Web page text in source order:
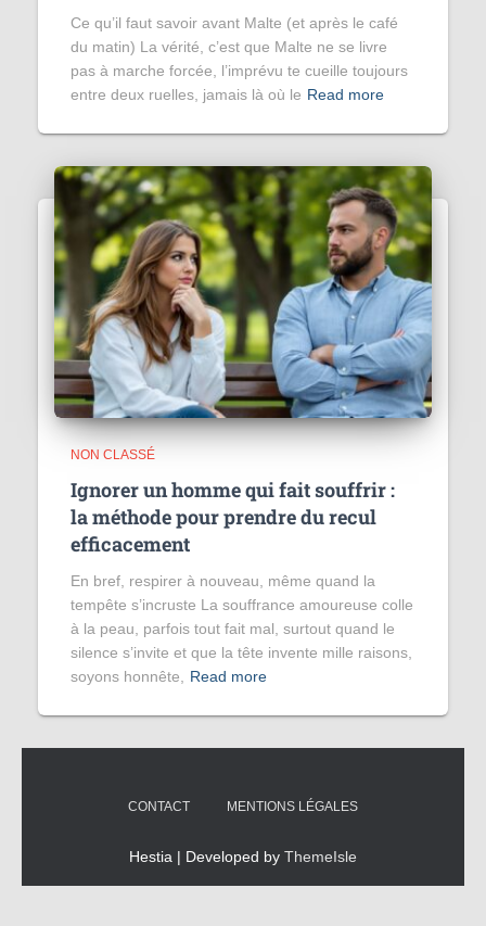
Ce qu’il faut savoir avant Malte (et après le café
du matin) La vérité, c’est que Malte ne se livre
pas à marche forcée, l’imprévu te cueille toujours
entre deux ruelles, jamais là où le Read more
NON CLASSÉ
Ignorer un homme qui fait souffrir :
la méthode pour prendre du recul
efficacement
En bref, respirer à nouveau, même quand la
tempête s’incruste La souffrance amoureuse colle
à la peau, parfois tout fait mal, surtout quand le
silence s’invite et que la tête invente mille raisons,
soyons honnête,
Read more
CONTACT MENTIONS LÉGALES
Hestia | Developed by ThemeIsle